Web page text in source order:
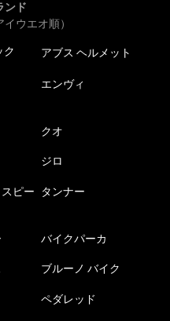
ンド
ウエオ順）
ク アブス ヘルメット
エンヴィ
クオ
ジロ
ピー
タンナー
バイクパーカ
ブルーノ バイク
ペダレッド